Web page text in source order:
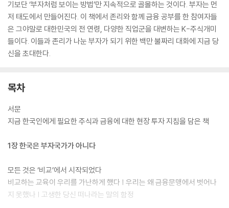
기보단 ‘부자처럼 보이는 방법’만 지속적으로 골몰하는 것이다. 부자는 먼
저 태도에서 만들어진다. 이 책에서 존리와 함께 금융 공부를 한 참여자들
은 그야말로 대한민국의 전 연령, 다양한 직업군을 대변하는 K-주식개미
들이다. 이들과 존리가 나눈 부자가 되기 위한 백만 불짜리 대화에 지금 당
신을 초대한다.
목차
서문
지금 한국인에게 필요한 주식과 금융에 대한 현장 투자 지침을 담은 책
1장 한국은 부자국가가 아니다
모든 것은 ‘비교’에서 시작되었다
비교하는 교육이 우리를 가난하게 했다 | 우리는 왜 금융문맹에서 벗어나
지 못했나 | 고생한 당신 떠나라는 말의 함정